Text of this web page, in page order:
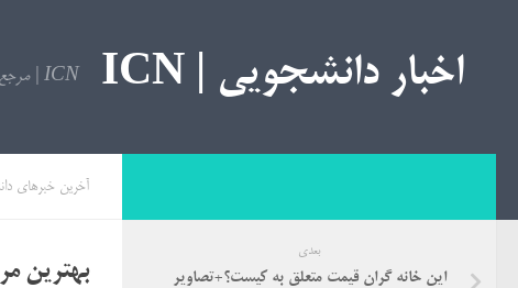
اخبار دانشجویی | ICN ICN | مرجع اخبار دانشجویی
آخرین خبرهای
بهترین
بعدی
این خانه گران قیمت متعلق به کیست؟+تصاویر